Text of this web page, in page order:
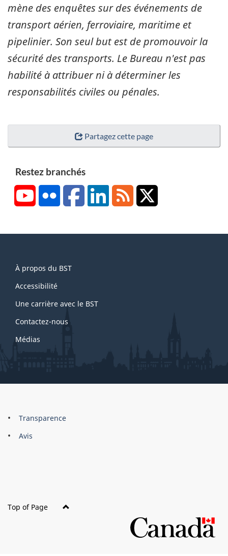
mène des enquêtes sur des événements de
transport aérien, ferroviaire, maritime et
pipelinier. Son seul but est de promouvoir la
sécurité des transports. Le Bureau n'est pas
habilité à attribuer ni à déterminer les
responsabilités civiles ou pénales.
Partagez cette page
Restez branchés
YouTubeFlickr FacebookLinkedInRSS
this
site
À propos du BST
Accessibilité
Une carrière avec le BST
Contactez-nous
Médias
About
this
Brand
Transparence
Avis
Top of Page